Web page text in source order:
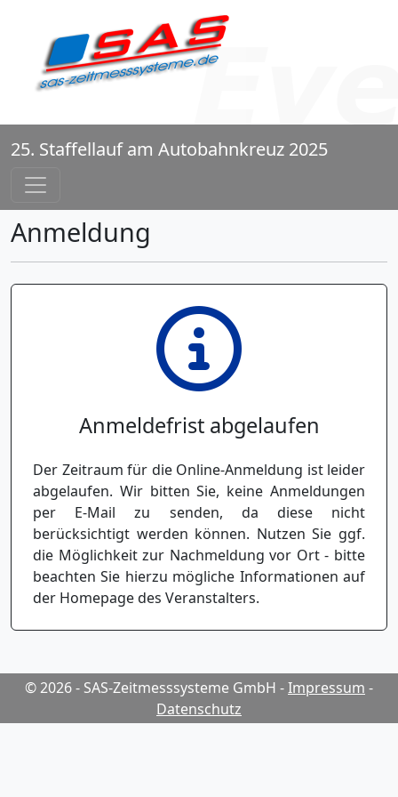
25. Staffellauf am Autobahnkreuz 2025
Anmeldung
Anmeldefrist abgelaufen
Der Zeitraum für die Online-Anmeldung ist leider
abgelaufen. Wir bitten Sie, keine Anmeldungen
per E-Mail zu senden, da diese nicht
berücksichtigt werden können. Nutzen Sie ggf.
die Möglichkeit zur Nachmeldung vor Ort - bitte
beachten Sie hierzu mögliche Informationen auf
der Homepage des Veranstalters.
© 2026 - SAS-Zeitmesssysteme GmbH -Impressum -
Datenschutz